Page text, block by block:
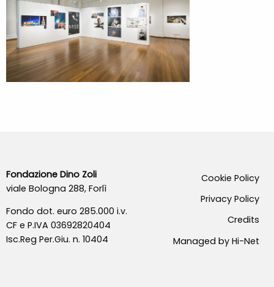
Fondazione Dino Zoli
viale Bologna 288, Forlì
Fondo dot. euro 285.000 i.v.
CF e P.IVA 03692820404
Isc.Reg Per.Giu. n. 10404
Cookie Policy
Privacy Policy
Credits
Managed by Hi-Net